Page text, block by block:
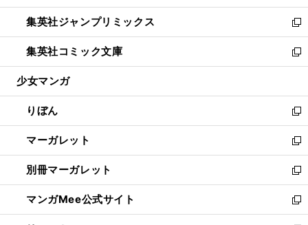
開
く
ウ
で
開
く
ン
ド
ウ
で
開
ウ
ィ
ン
ド
ウ
開
く
し
い
ウ
ィ
ン
ウ
で
開
く
集英社ジャンプリミックス
新
し
い
ウ
ン
ド
ウ
で
開
く
集英社コミック文庫
新
し
ウ
ィ
ン
ド
ウ
で
開
く
少女マンガ
りぼん
新
し
い
ウ
ィ
ン
ド
ウ
マーガレット
新
し
い
ウ
ィ
ン
別冊マーガレット
新
し
い
ウ
マンガMee公式サイト
新
し